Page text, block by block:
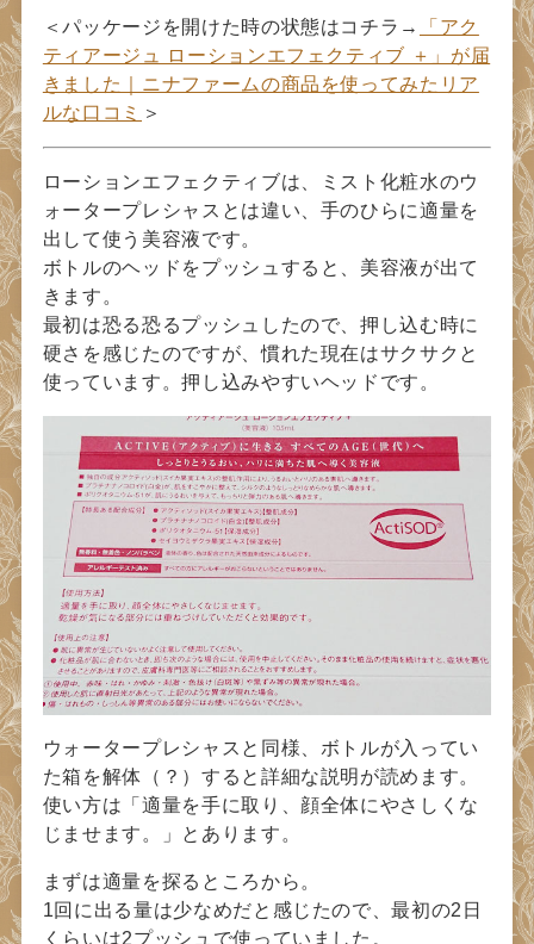
＜パッケージを開けた時の状態はコチラ→
「アク
ティアージュ ローションエフェクティブ ＋」が届
きました｜ニナファームの商品を使ってみたリア
ルな口コミ ＞
ローションエフェクティブは、ミスト化粧水のウ
ォータープレシャスとは違い、手のひらに適量を
出して使う美容液です。
ボトルのヘッドをプッシュすると、美容液が出て
きます。
最初は恐る恐るプッシュしたので、押し込む時に
硬さを感じたのですが、慣れた現在はサクサクと
使っています。押し込みやすいヘッドです。
ウォータープレシャスと同様、ボトルが入ってい
た箱を解体（？）すると詳細な説明が読めます。
使い方は「適量を手に取り、顔全体にやさしくな
じませます。」とあります。
まずは適量を探るところから。
1回に出る量は少なめだと感じたので、最初の2日
くらいは2プッシュで使っていました。